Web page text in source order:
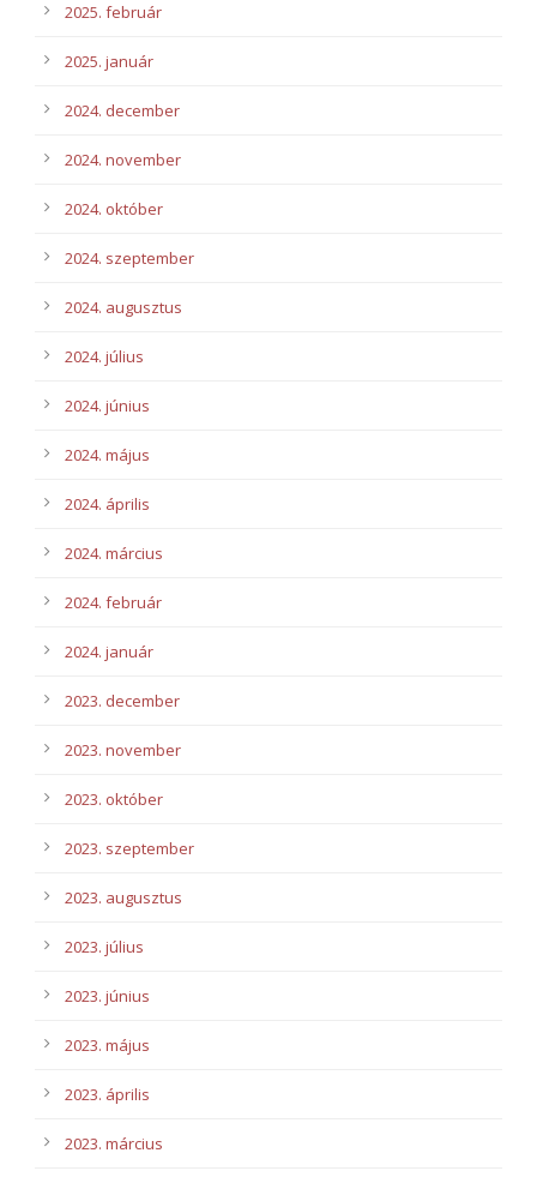
2025. február
2025. január
2024. december
2024. november
2024. október
2024. szeptember
2024. augusztus
2024. július
2024. június
2024. május
2024. április
2024. március
2024. február
2024. január
2023. december
2023. november
2023. október
2023. szeptember
2023. augusztus
2023. július
2023. június
2023. május
2023. április
2023. március